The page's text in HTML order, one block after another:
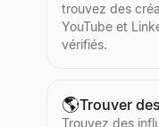
trouvez des
YouTube et
vérifiés.
🌎Trouver
Trouvez des